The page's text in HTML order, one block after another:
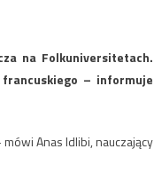
na Folkuniversitetach.
– informuje
Anas Idlibi, nauczający